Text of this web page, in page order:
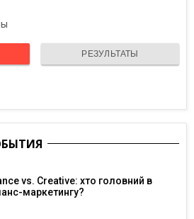
РЕЗУЛЬТАТЫ
vs. Creative: хто головний в
маркетингу?